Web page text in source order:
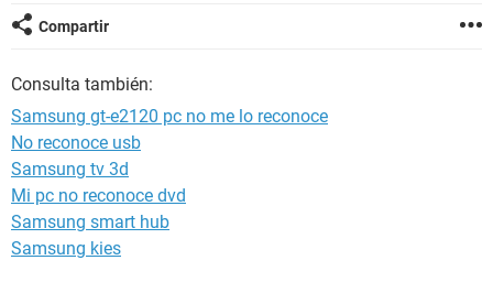
Compartir
Consulta también:
Samsung gt-e2120 pc no me lo reconoce
No reconoce usb
Samsung tv 3d
Mi pc no reconoce dvd
Samsung smart hub
Samsung kies